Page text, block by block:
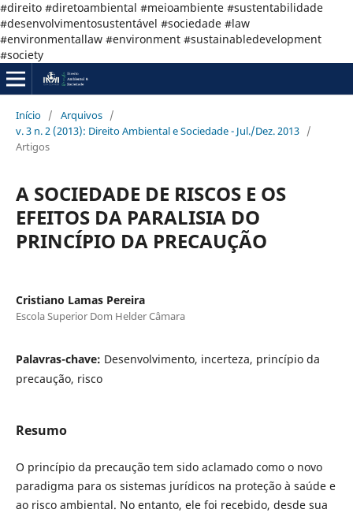
#direito #diretoambiental #meioambiente #sustentabilidade
#desenvolvimentosustentável #sociedade #law
#environmentallaw #environment #sustainabledevelopment
#society
Início / Arquivos /
v. 3 n. 2 (2013): Direito Ambiental e Sociedade - Jul./Dez. 2013 /
Artigos
A SOCIEDADE DE RISCOS E OS
EFEITOS DA PARALISIA DO
PRINCÍPIO DA PRECAUÇÃO
Cristiano Lamas Pereira
Escola Superior Dom Helder Câmara
Palavras-chave: Desenvolvimento, incerteza, princípio da
precaução, risco
Resumo
O princípio da precaução tem sido aclamado como o novo
paradigma para os sistemas jurídicos na proteção à saúde e
ao risco ambiental. No entanto, ele foi recebido, desde sua